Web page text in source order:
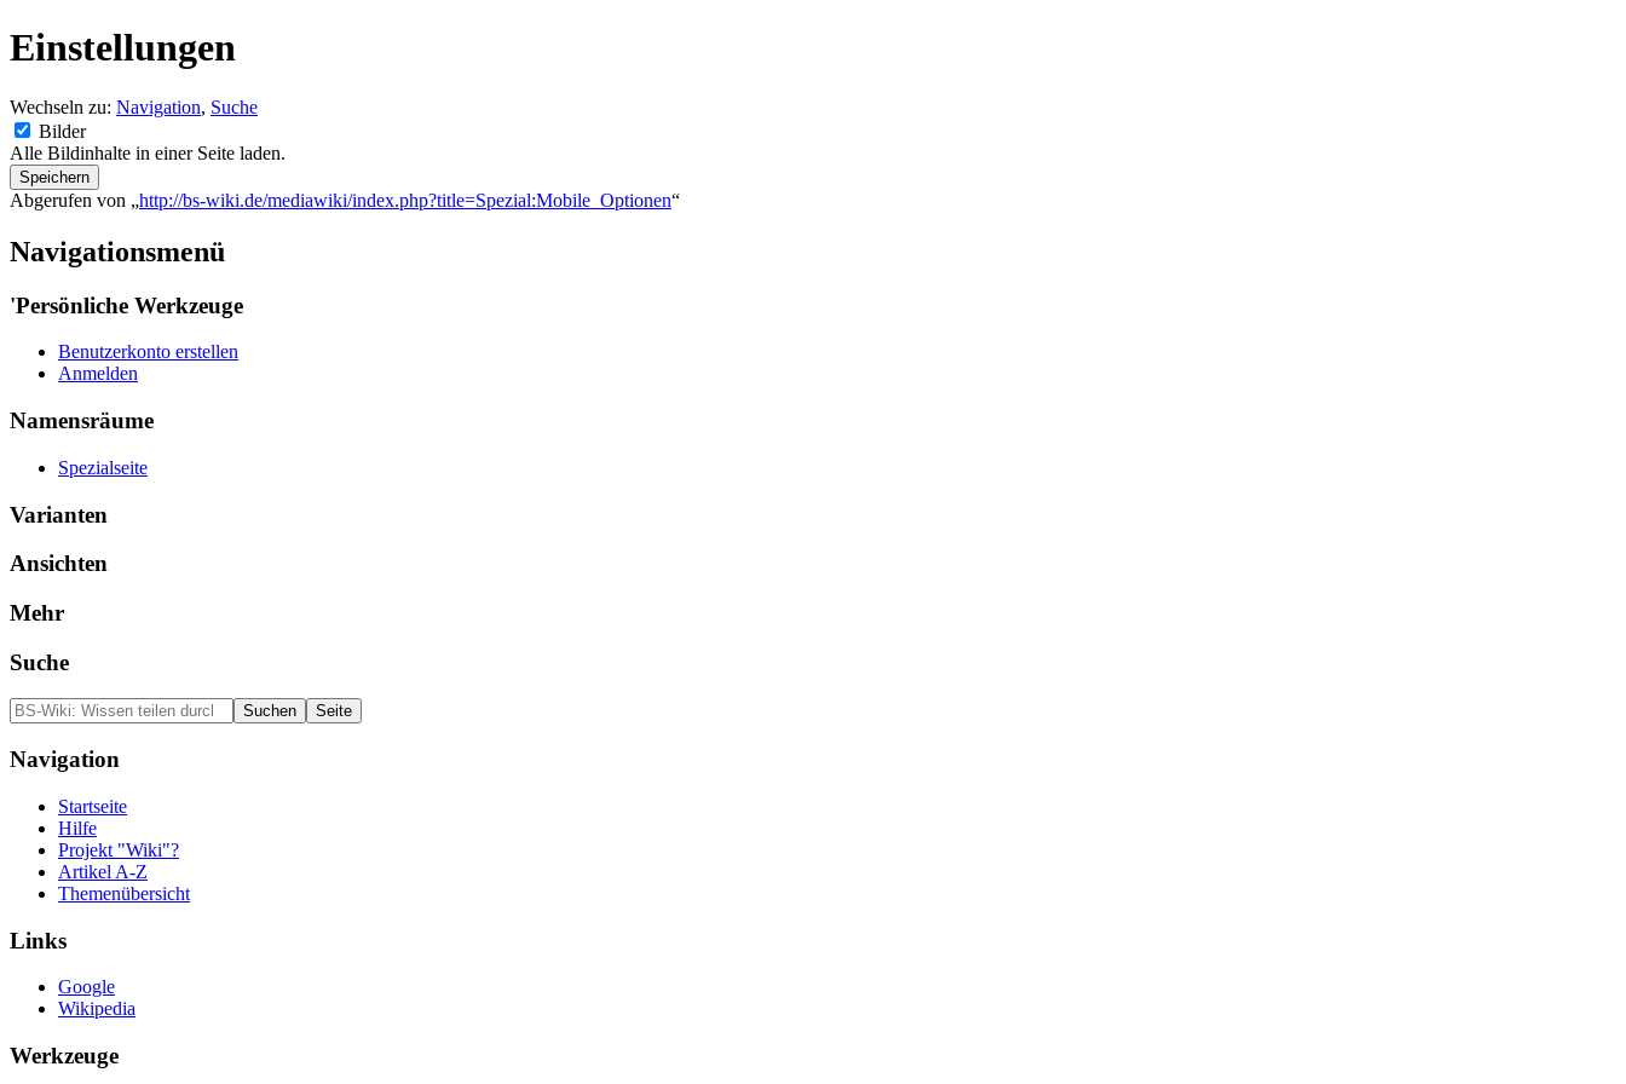
Einstellungen
Wechseln zu: Navigation, Suche
Bilder
Alle Bildinhalte in einer Seite laden.
Abgerufen von „http://bs-wiki.de/mediawiki/index.php?title=Spezial:Mobile_Optionen“
Navigationsmenü
'Persönliche Werkzeuge
Benutzerkonto erstellen
Anmelden
Namensräume
Spezialseite
Varianten
Ansichten
Mehr
Suche
Navigation
Startseite
Hilfe
Projekt "Wiki"?
Artikel A-Z
Themenübersicht
Links
Google
Wikipedia
Werkzeuge